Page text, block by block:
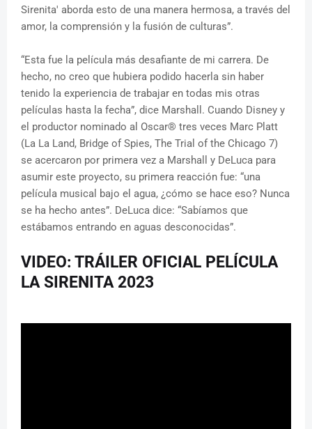
Sirenita' aborda esto de una manera hermosa, a través del
amor, la comprensión y la fusión de culturas”.
“Esta fue la película más desafiante de mi carrera. De
hecho, no creo que hubiera podido hacerla sin haber
tenido la experiencia de trabajar en todas mis otras
películas hasta la fecha”, dice Marshall. Cuando Disney y
el productor nominado al Oscar® tres veces Marc Platt
(La La Land, Bridge of Spies, The Trial of the Chicago 7)
se acercaron por primera vez a Marshall y DeLuca para
asumir este proyecto, su primera reacción fue: “una
película musical bajo el agua, ¿cómo se hace eso? Nunca
se ha hecho antes”. DeLuca dice: “Sabíamos que
estábamos entrando en aguas desconocidas”.
VIDEO: TRÁILER OFICIAL PELÍCULA
LA SIRENITA 2023